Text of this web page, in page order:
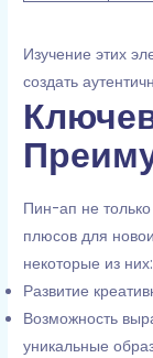
Изучение этих
создать
Пин-ап не
плюсов для
некоторые из них:
Развитие
Возможность
уникальные